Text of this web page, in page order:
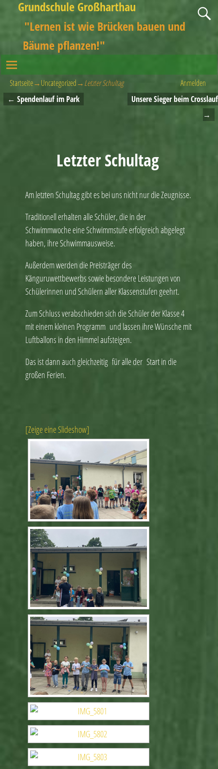
Grundschule Großharthau
"Lernen ist wie Brücken bauen und
Bäume pflanzen!"
Startseite→Uncategorized→Letzter Schultag Anmelden
Artikelnavigation
← Spendenlauf im Park
Unsere Sieger beim Crosslauf
→
Letzter Schultag
Am letzten Schultag gibt es bei uns nicht nur die Zeugnisse.
Traditionell erhalten alle Schüler, die in der
Schwimmwoche eine Schwimmstufe erfolgreich abgelegt
haben, ihre Schwimmausweise.
Außerdem werden die Preisträger des
Känguruwettbewerbs sowie besondere Leistungen von
Schülerinnen und Schülern aller Klassenstufen geehrt.
Zum Schluss verabschieden sich die Schüler der Klasse 4
mit einem kleinen Programm und lassen ihre Wünsche mit
Luftballons in den Himmel aufsteigen.
Das ist dann auch gleichzeitig für alle der Start in die
großen Ferien.
[Zeige eine Slideshow]